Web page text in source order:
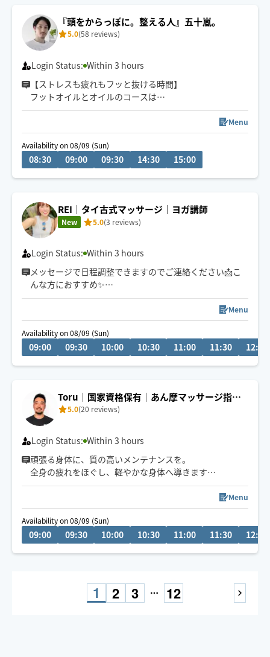
『頭をからっぽに。整える人』五十嵐。
5.0(58 reviews)
Login Status: Within 3 hours
【ストレスも疲れもフッと抜ける時間】
フットオイルとオイルのコースは
平日7:30〜13:00まで🉐
場所と時間確認後に承認致します。
空き枠外も伺える場合ございます。
メッセージでご連絡下さい。
Menu
Availability on 08/09 (Sun)
08:30 09:00 09:30 14:30 15:00
REI｜タイ古式マッサージ｜ヨガ講師
New 5.0(3 reviews)
Login Status: Within 3 hours
メッセージで日程調整できますのでご連絡ください📩こ
んな方におすすめ✨
♦︎強めの圧が好きな方
♦︎肩こりや腰痛に悩んでる方
解剖学に基づいてストレッチや指圧、オイルなどで体を
Menu
Availability on 08/09 (Sun)
09:00 09:30 10:00 10:30 11:00 11:30 12:00
Toru｜国家資格保有｜あん摩マッサージ指圧
師5.0(20 reviews)
Login Status: Within 3 hours
頑張る身体に、質の高いメンテナンスを。
全身の疲れをほぐし、軽やかな身体へ導きます。
強めのほぐしからリラックス目的まで、
ご希望の日時に空きがない場合も、
お気軽にご相談ください！
Menu
Availability on 08/09 (Sun)
09:00 09:30 10:00 10:30 11:00 11:30 12:00
1 2 3 12